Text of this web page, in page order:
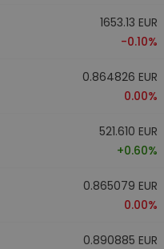
1653.13 EUR
-0.10%
0.864826 EUR
0.00%
521.610 EUR
+0.60%
0.865079 EUR
0.00%
0.890885 EUR